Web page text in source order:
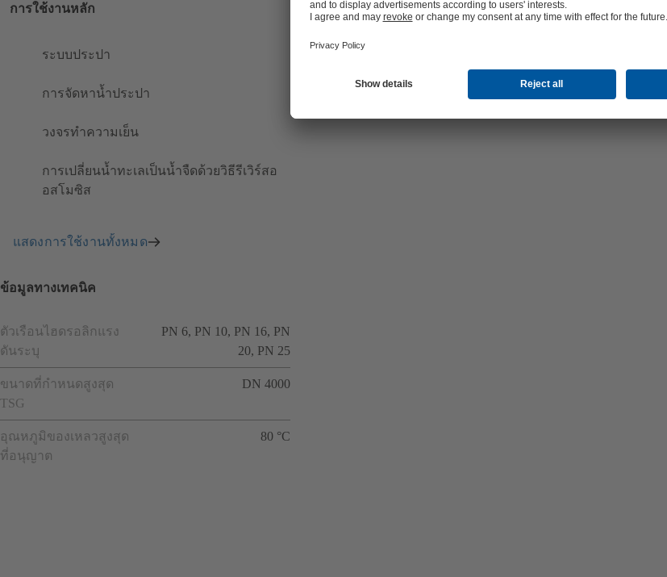
การใช้งานหลัก
ระบบประปา
การจัดหาน้ำประปา
วงจรทำความเย็น
การเปลี่ยนน้ำทะเลเป็นน้ำจืดด้วยวิธีรีเวิร์สอ
อสโมซิส
แสดงการใช้งานทั้งหมด
ข้อมูลทางเทคนิค
ตัวเรือนไฮดรอลิกแรง
ดันระบุ
PN 6, PN 10, PN 16, PN
20, PN 25
ขนาดที่กำหนดสูงสุด
TSG
DN 4000
อุณหภูมิของเหลวสูงสุด
ที่อนุญาต
80 °C